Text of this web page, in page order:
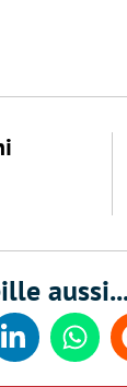
Linkedin